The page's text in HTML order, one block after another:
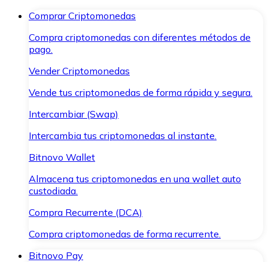
Comprar Criptomonedas
Compra criptomonedas con diferentes métodos de
pago.
Vender Criptomonedas
Vende tus criptomonedas de forma rápida y segura.
Intercambiar (Swap)
Intercambia tus criptomonedas al instante.
Bitnovo Wallet
Almacena tus criptomonedas en una wallet auto
custodiada.
Compra Recurrente (DCA)
Compra criptomonedas de forma recurrente.
Bitnovo Pay